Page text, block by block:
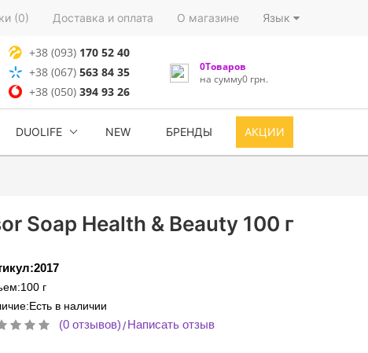
(0) Доставка и оплата О магазине Язык
+38 (093) 170 52 40
+38 (067) 563 84 35
+38 (050)394 93 26
0Товаров
на сумму0 грн.
DUOLIFE NEW БРЕНДЫ АКЦИИ
Soap Health & Beauty 100 г
г
в наличии
(0 отзывов)/Написать отзыв